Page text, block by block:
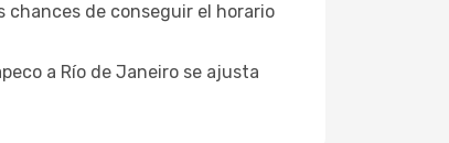
de conseguir el horario
a Río de Janeiro se ajusta